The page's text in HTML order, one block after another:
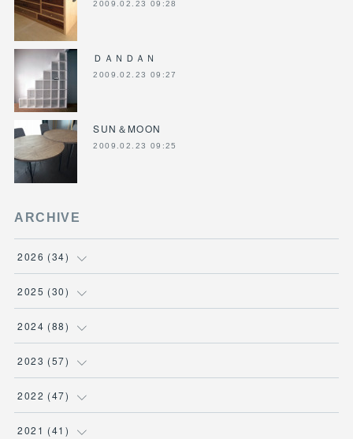
2009.02.23 09:28
ＤＡＮＤＡＮ
2009.02.23 09:27
SUN＆MOON
2009.02.23 09:25
ARCHIVE
2026 (34)
(1)
(4)
(3)
(5)
2025 (30)
(6)
(4)
(3)
( 2 )
2024 (88)
(7)
(8)
( 9 )
2023 (57)
(7)
( 6 )
2022 (47)
(7 )
2021 (41 )